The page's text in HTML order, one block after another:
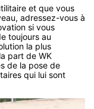
et que vous
adressez-vous à
si vous
toujours au
la plus
part de WK
de la pose de
qui lui sont